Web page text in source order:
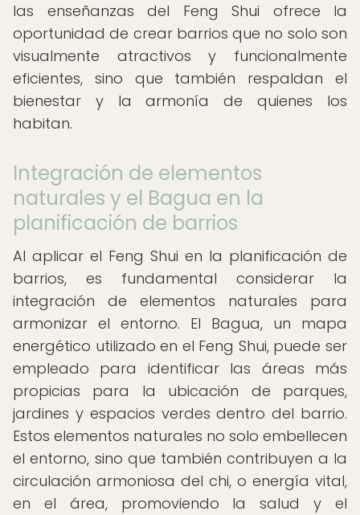
las enseñanzas del Feng Shui ofrece la
oportunidad de crear barrios que no solo son
visualmente atractivos y funcionalmente
eficientes, sino que también respaldan el
bienestar y la armonía de quienes los
habitan.
Integración de elementos
naturales y el Bagua en la
planificación de barrios
Al aplicar el Feng Shui en la planificación de
barrios, es fundamental considerar la
integración de elementos naturales para
armonizar el entorno. El Bagua, un mapa
energético utilizado en el Feng Shui, puede ser
empleado para identificar las áreas más
propicias para la ubicación de parques,
jardines y espacios verdes dentro del barrio.
Estos elementos naturales no solo embellecen
el entorno, sino que también contribuyen a la
circulación armoniosa del chi, o energía vital,
en el área, promoviendo la salud y el